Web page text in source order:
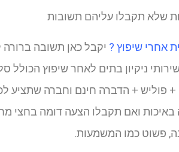
שלא תקבלו עליהם תשובות
אחרי שיפוץ ? יקבל כאן תשובה ברורה
ניקיון בתים לאחר שיפוץ הכולל
ואם תקבלו הצעה דומה בחצי
פשוט כמו המשמעות.